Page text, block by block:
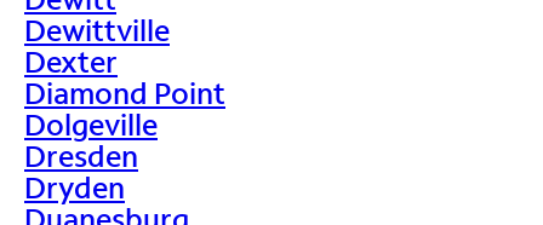
Dewittville
Dexter
Diamond Point
Dolgeville
Dresden
Dryden